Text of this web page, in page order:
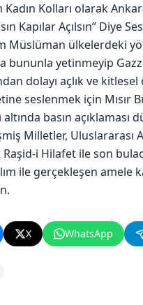
Kolları olarak
Kapılar Açılsın” Diye
Müslüman ülkelerdeki
yetinmeyip
dolayı açlık ve
seslenmek için Mısır
altında basın
Milletler, Uluslararası
i Hilafet ile son
ile gerçekleşen amele
X WhatsApp